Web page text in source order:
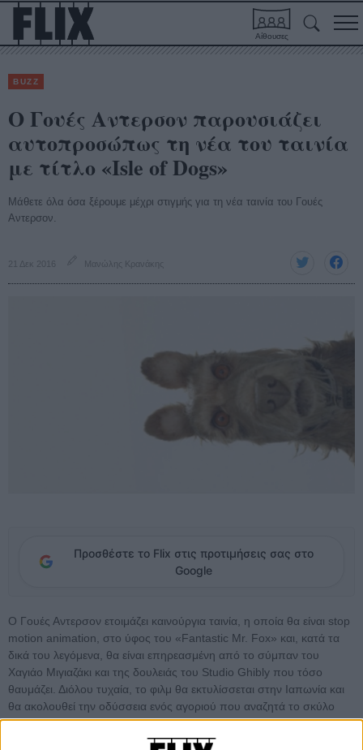
Αίθουσες
BUZZ
O Γουές Αντερσον παρουσιάζει
αυτοπροσώπως τη νέα του ταινία
με τίτλο «Isle of Dogs»
Μάθετε όλα όσα ξέρουμε μέχρι στιγμής για τη νέα ταινία του Γουές
Αντερσον.
21 Δεκ 2016 Μανώλης Κρανάκης
Προσθέστε το Flix στις προτιμήσεις σας στο
Google
Ο Γουές Αντερσον ετοιμάζει καινούργια ταινία, η οποία θα είναι stop
motion animation, στο ύφος του «Fantastic Mr. Fox» και, κατά τα
δικά του λεγόμενα, θα είναι επηρεασμένη από το σύμπαν του
Χαγιάο Μιγιαζάκι και της δουλειάς του Studio Ghibly που τόσο
θαυμάζει. Διόλου τυχαία, το φιλμ θα εκτυλίσσεται στην Ιαπωνία και
θα ακολουθεί την οδύσσεια ενός αγοριού που αναζητά το σκύλο
του. Και καθώς ο «Απίθανος Κύριος Φοξ» ήταν μια από τις
ωραιότερες ταινίες του Αντερσον, η ιδέα να ξαναβουτήξει στα